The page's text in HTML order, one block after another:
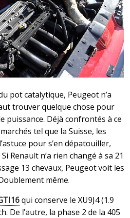
pot catalytique, Peugeot n’a
trouver quelque chose pour
puissance. Déjà confrontés à ce
tel que la Suisse, les
pour s’en dépatouiller,
Renault n’a rien changé à sa 21
13 chevaux, Peugeot voit les
même.
qui conserve le XU9J4 (1.9
De l’autre, la phase 2 de la 405